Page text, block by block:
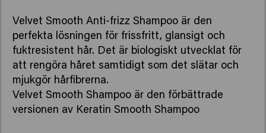
Velvet Smooth Anti-frizz Shampoo är den
perfekta lösningen för frissfritt, glansigt och
fuktresistent hår. Det är biologiskt utvecklat för
att rengöra håret samtidigt som det slätar och
mjukgör hårfibrerna.
Velvet Smooth Shampoo är den förbättrade
versionen av Keratin Smooth Shampoo